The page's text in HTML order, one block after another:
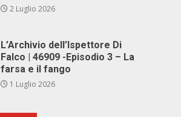
2 Luglio 2026
L’Archivio dell’Ispettore Di
Falco | 46909 -Episodio 3 – La
farsa e il fango
1 Luglio 2026